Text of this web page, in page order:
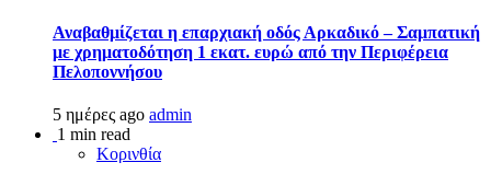
Αναβαθμίζεται η επαρχιακή οδός Αρκαδικό – Σαμπατική
με χρηματοδότηση 1 εκατ. ευρώ από την Περιφέρεια
Πελοποννήσου
5 ημέρες ago admin
1 min read
Κορινθία